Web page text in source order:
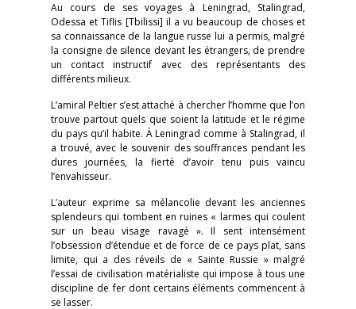
Au cours de ses voyages à Leningrad, Stalingrad,
Odessa et Tiflis [Tbilissi] il a vu beaucoup de choses et
sa connaissance de la langue russe lui a permis, malgré
la consigne de silence devant les étrangers, de prendre
un contact instructif avec des représentants des
différents milieux.
L’amiral Peltier s’est attaché à chercher l’homme que l’on
trouve partout quels que soient la latitude et le régime
du pays qu’il habite. À Leningrad comme à Stalingrad, il
a trouvé, avec le souvenir des souffrances pendant les
dures journées, la fierté d’avoir tenu puis vaincu
l’envahisseur.
L’auteur exprime sa mélancolie devant les anciennes
splendeurs qui tombent en ruines « larmes qui coulent
sur un beau visage ravagé ». Il sent intensément
l’obsession d’étendue et de force de ce pays plat, sans
limite, qui a des réveils de « Sainte Russie » malgré
l’essai de civilisation matérialiste qui impose à tous une
discipline de fer dont certains éléments commencent à
se lasser.